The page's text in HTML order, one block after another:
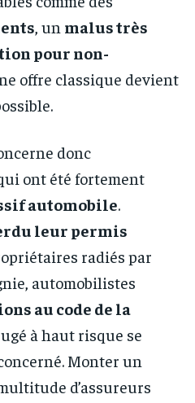
, un malus très
pour non-
offre classique devient
donc
ont été fortement
automobile.
leur permis
radiés par
automobilistes
au code de la
à haut risque se
Monter un
d’assureurs